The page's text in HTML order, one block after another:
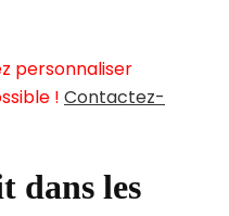
personnaliser
! Contactez-
dans les